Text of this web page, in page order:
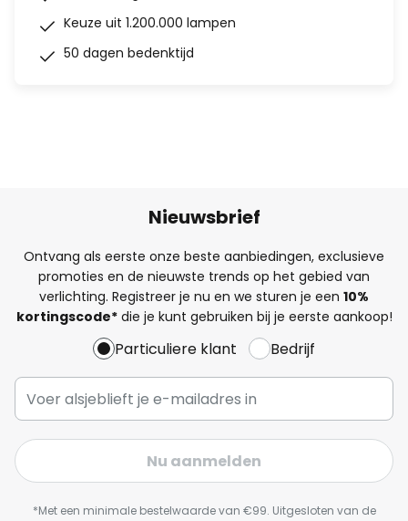
Keuze uit 1.200.000 lampen
50 dagen bedenktijd
Nieuwsbrief
Ontvang als eerste onze beste aanbiedingen, exclusieve
promoties en de nieuwste trends op het gebied van
verlichting. Registreer je nu en we sturen je een 10%
kortingscode*die je kunt gebruiken bij je eerste aankoop!
Particuliere klant Bedrijf
Nu aanmelden
*Met een minimale bestelwaarde van €99. Uitgesloten van de